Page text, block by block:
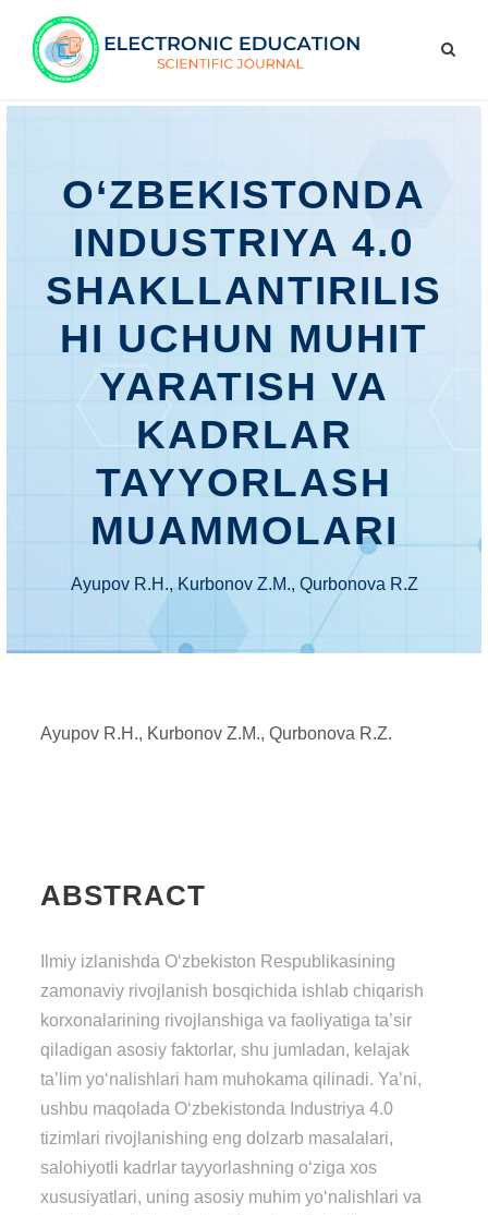
O‘ZBEKISTONDA
INDUSTRIYA 4.0
SHAKLLANTIRILIS
HI UCHUN MUHIT
YARATISH VA
KADRLAR
TAYYORLASH
MUAMMOLARI
Ayupov R.H., Kurbonov Z.M., Qurbonova R.Z
Ayupov R.H., Kurbonov Z.M., Qurbonova R.Z.
ABSTRACT
Ilmiy izlanishda O‘zbekiston Respublikasining
zamonaviy rivojlanish bosqichida ishlab chiqarish
korxonalarining rivojlanshiga va faoliyatiga ta’sir
qiladigan asosiy faktorlar, shu jumladan, kelajak
ta’lim yo‘nalishlari ham muhokama qilinadi. Ya’ni,
ushbu maqolada O‘zbekistonda Industriya 4.0
tizimlari rivojlanishing eng dolzarb masalalari,
salohiyotli kadrlar tayyorlashning o‘ziga xos
xususiyatlari, uning asosiy muhim yo‘nalishlari va